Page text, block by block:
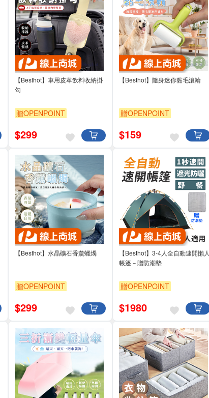
【Besthot】車用皮革飲料收納掛
勾
贈OPENPOINT
$299
【Besthot】隨身迷你黏毛滾輪
贈OPENPOINT
$159
【Besthot】水晶礦石香薰蠟燭
贈OPENPOINT
$299
【Besthot】3-4人全自動速開懶人
帳篷－贈防潮墊
贈OPENPOINT
$1980